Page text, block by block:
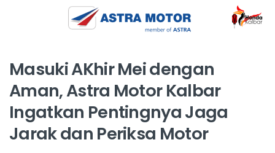
Masuki AKhir Mei dengan
Aman, Astra Motor Kalbar
Ingatkan Pentingnya Jaga
Jarak dan Periksa Motor